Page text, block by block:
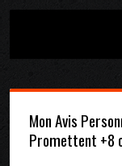
Mon Avis
Promettent +8